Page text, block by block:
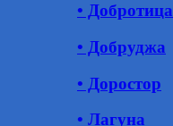
• Добротица
• Добруджа
• Доростор
• Лагуна